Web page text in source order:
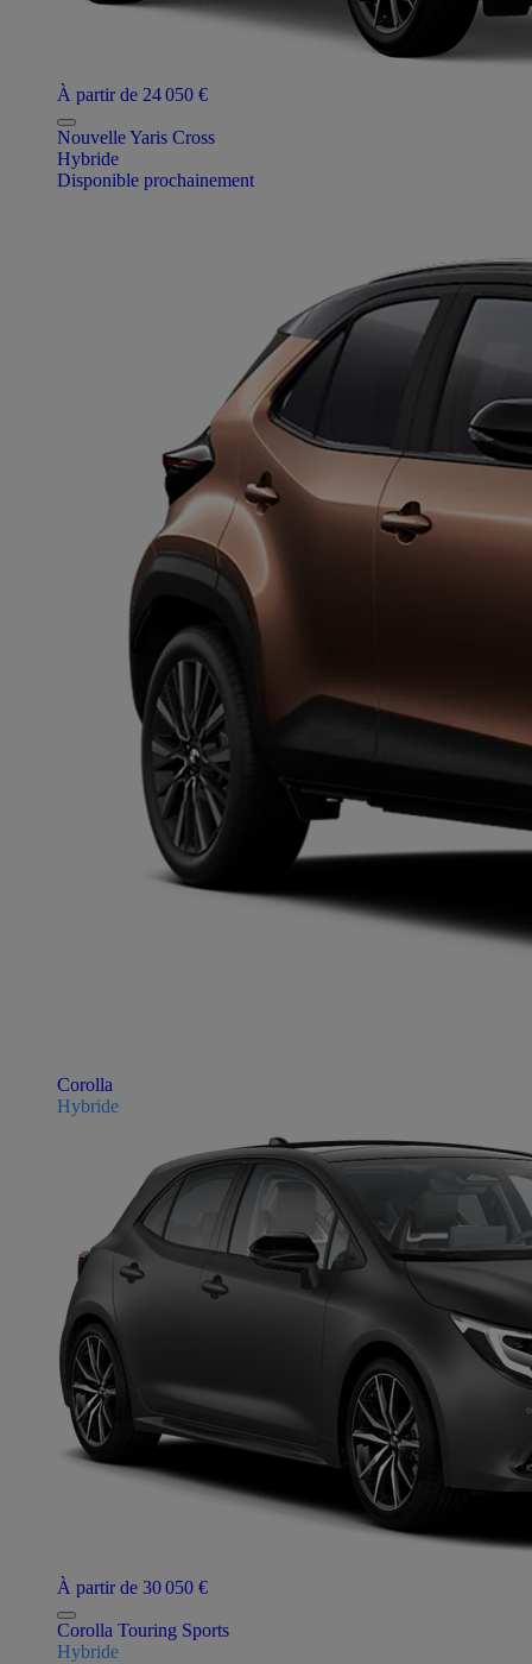
À partir de 24 050 €
Nouvelle Yaris Cross
Hybride
Disponible prochainement
Corolla
Hybride
À partir de 30 050 €
Corolla Touring Sports
Hybride